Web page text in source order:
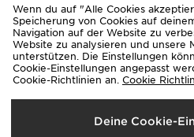
Lieferung
Österreich
Wenn du auf "Alle Cookies
Speicherung von Cookies auf
Navigation auf der Website zu
Website zu analysieren und unsere
unterstützen. Die Einstellungen
Cookie-Einstellungen angepasst
Cookie-Richtlinien an. Cookie
Deine Cookie-